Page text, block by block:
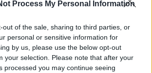
Process My Personal Information
out of the sale, sharing to third parties, or
personal or sensitive information for
by us, please use the below opt-out
your selection. Please note that after your
processed you may continue seeing
σχεδίων ή ένα ντοκιμαντέρ (για
παιχνίδι στον υπολογιστή, με τη
επίβλεψη, είναι σίγουρο ότι θα τα
και θα τα έφερνε πιο κοντά.